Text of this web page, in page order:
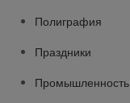
Полиграфия
Праздники
Промышленность